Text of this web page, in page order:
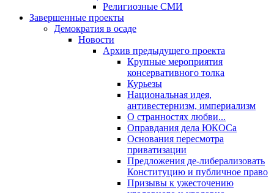
Религиозные СМИ
Завершенные проекты
Демократия в осаде
Новости
Архив предыдущего проекта
Крупные мероприятия
консервативного толка
Курьезы
Национальная идея,
антивестернизм, империализм
О странностях любви...
Оправдания дела ЮКОСа
Основания пересмотра
приватизации
Предложения де-либерализовать
Конституцию и публичное право
Призывы к ужесточению